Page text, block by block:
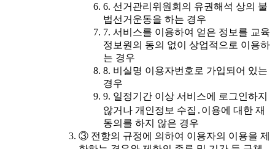
6. 선거관리위원회의 유권해석 상의 불
법선거운동을 하는 경우
7. 서비스를 이용하여 얻은 정보를 교육
정보원의 동의 없이 상업적으로 이용하
는 경우
8. 비실명 이용자번호로 가입되어 있는
경우
9. 일정기간 이상 서비스에 로그인하지
않거나 개인정보 수집․이용에 대한 재
동의를 하지 않은 경우
③ 전항의 규정에 의하여 이용자의 이용을 제